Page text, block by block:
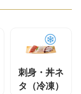
刺身・丼ネ
タ（冷凍）